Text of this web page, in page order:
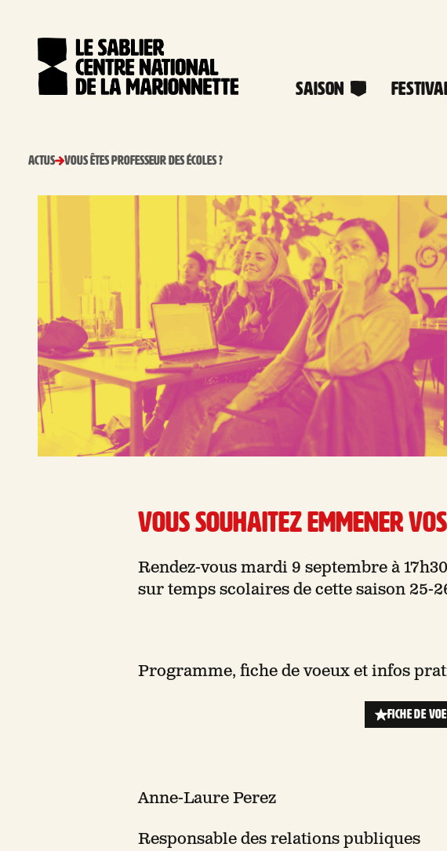
Saison
Accueil
ACTUS Vous êtes professeur des écoles ?
Vous souhaitez emmener
Rendez-vous mardi 9 septembre à
sur temps scolaires de cette saison 25-
Programme, fiche de voeux et infos
FICHE DE
Anne-Laure Perez
Responsable des relations publiques